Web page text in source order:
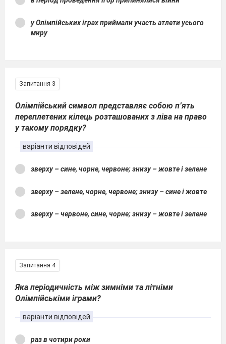
у Олімпійських іграх приймали участь атлети усього
миру
Запитання 3
Олімпійський символ представляє собою п’ять
переплетених кілець розташованих з ліва на право
у такому порядку?
варіанти відповідей
зверху – сине, чорне, червоне; знизу – жовте і зелене
зверху – зелене, чорне, червоне; знизу – сине і жовте
зверху – червоне, сине, чорне; знизу – жовте і зелене
Запитання 4
Яка періодичність між зимніми та літніми
Олімпійськіми іграми?
варіанти відповідей
раз в чотири роки